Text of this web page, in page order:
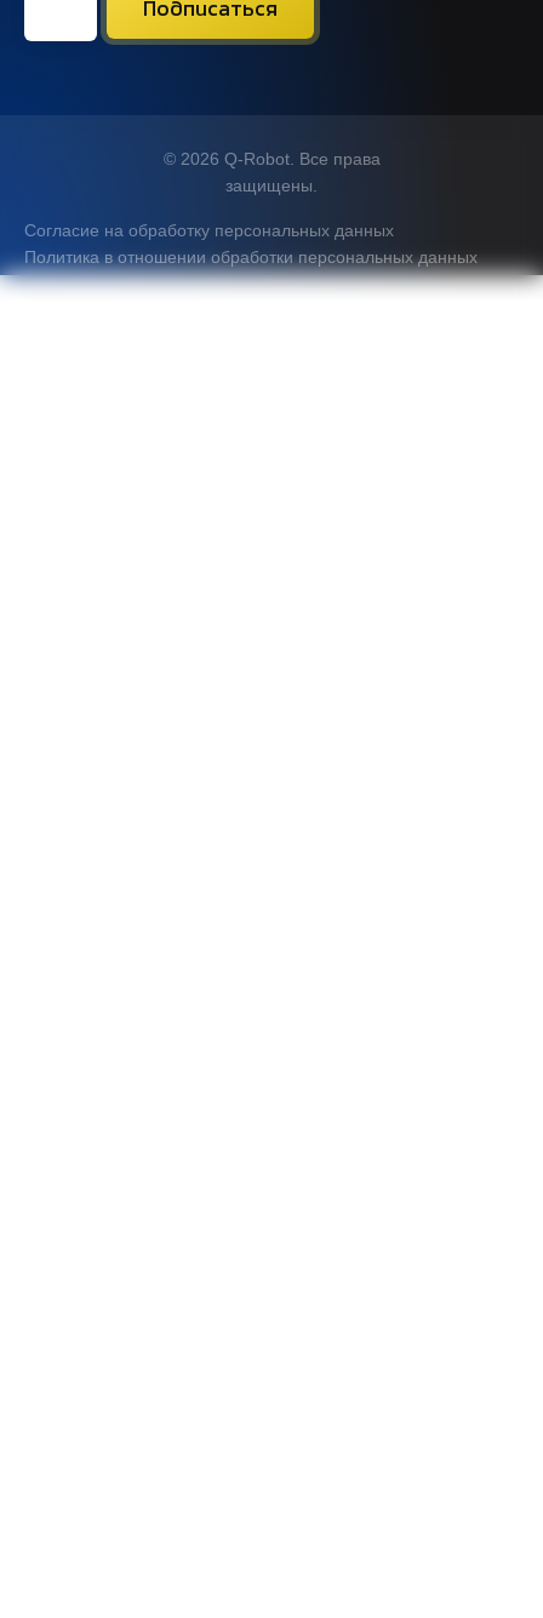
© 2026 Q-Robot. Все права
защищены.
Согласие на обработку персональных данных
Политика в отношении обработки персональных данных